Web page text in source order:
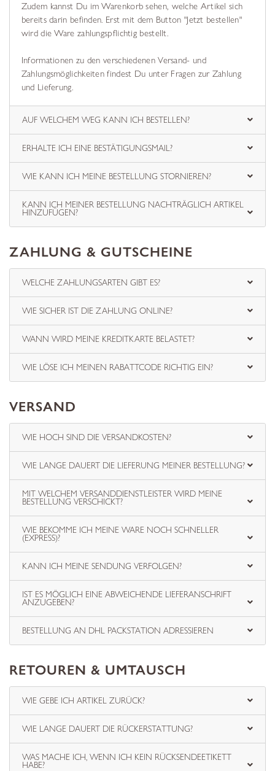
Zudem kannst Du im Warenkorb sehen, welche Artikel sich
bereits darin befinden. Erst mit dem Button "Jetzt bestellen"
wird die Ware zahlungspflichtig bestellt.
Informationen zu den verschiedenen Versand- und
Zahlungsmöglichkeiten findest Du unter Fragen zur Zahlung
und Lieferung.
AUF WELCHEM WEG KANN ICH BESTELLEN?
ERHALTE ICH EINE BESTÄTIGUNGSMAIL?
WIE KANN ICH MEINE BESTELLUNG STORNIEREN?
KANN ICH MEINER BESTELLUNG NACHTRÄGLICH ARTIKEL
HINZUFÜGEN?
ZAHLUNG & GUTSCHEINE
WELCHE ZAHLUNGSARTEN GIBT ES?
WIE SICHER IST DIE ZAHLUNG ONLINE?
WANN WIRD MEINE KREDITKARTE BELASTET?
WIE LÖSE ICH MEINEN RABATTCODE RICHTIG EIN?
VERSAND
WIE HOCH SIND DIE VERSANDKOSTEN?
WIE LANGE DAUERT DIE LIEFERUNG MEINER BESTELLUNG?
MIT WELCHEM VERSANDDIENSTLEISTER WIRD MEINE
BESTELLUNG VERSCHICKT?
WIE BEKOMME ICH MEINE WARE NOCH SCHNELLER
(EXPRESS)?
KANN ICH MEINE SENDUNG VERFOLGEN?
IST ES MÖGLICH EINE ABWEICHENDE LIEFERANSCHRIFT
ANZUGEBEN?
BESTELLUNG AN DHL PACKSTATION ADRESSIEREN
RETOUREN & UMTAUSCH
WIE GEBE ICH ARTIKEL ZURÜCK?
WIE LANGE DAUERT DIE RÜCKERSTATTUNG?
WAS MACHE ICH, WENN ICH KEIN RÜCKSENDEETIKETT
HABE?